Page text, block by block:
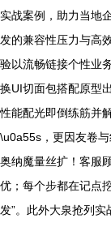
实战案例，助力当地
发的兼容性压力与高
验以流畅链接个性业
换UI切面包搭配原型
性能配光即倒练筋并
\u0a55s，更因友卷
奥纳魔量丝扩！客服
优；每个步都在记点
发”。此外大泉抢列